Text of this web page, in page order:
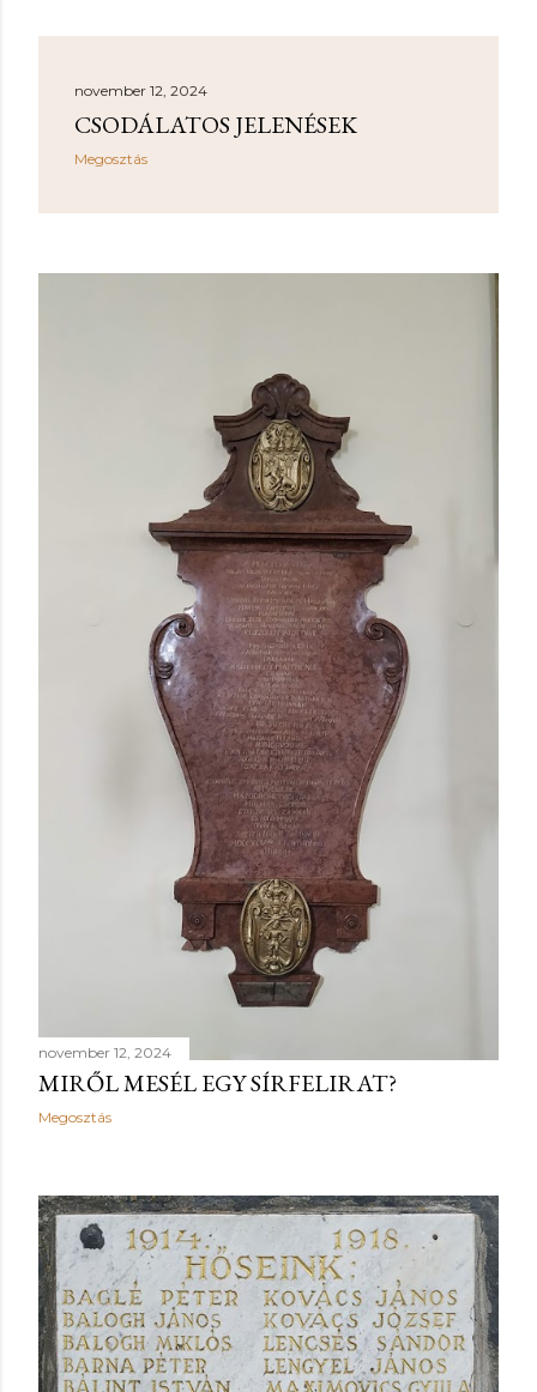
november 12, 2024
CSODÁLATOS JELENÉSEK
Megosztás
november 12, 2024
MIRŐL MESÉL EGY SÍRFELIRAT?
Megosztás